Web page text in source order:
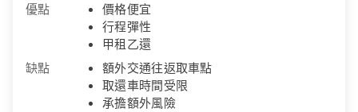
優點
價格便宜
行程彈性
甲租乙還
缺點
額外交通往返取車點
取還車時間受限
承擔額外風險